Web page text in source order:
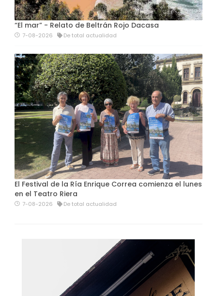
“El mar” - Relato de Beltrán Rojo Dacasa
7-08-2026 De total actualidad
El Festival de la Ría Enrique Correa comienza el lunes
en el Teatro Riera
7-08-2026 De total actualidad